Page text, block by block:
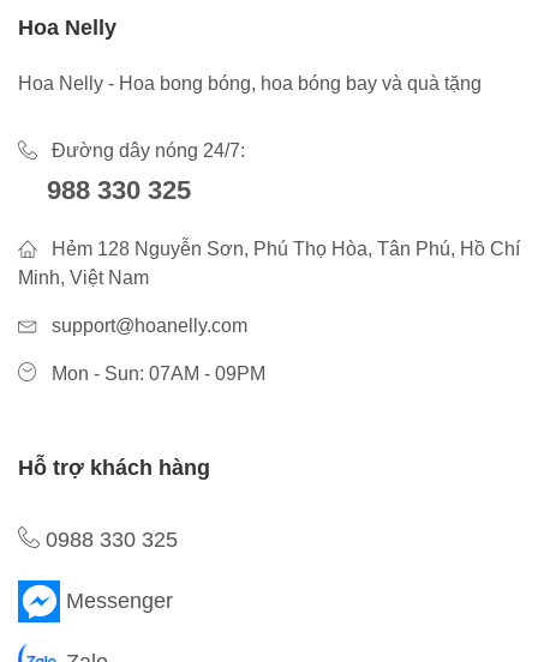
Hoa Nelly
Hoa Nelly - Hoa bong bóng, hoa bóng bay và quà tặng
Đường dây nóng 24/7:
988 330 325
Hẻm 128 Nguyễn Sơn, Phú Thọ Hòa, Tân Phú, Hồ Chí
Minh, Việt Nam
support@hoanelly.com
Mon - Sun: 07AM - 09PM
Hỗ trợ khách hàng
0988 330 325
Messenger